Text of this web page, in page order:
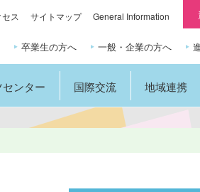
ンター 国際交流 地域連携
卒業生の方へ 一般・企業の方へ
ス サイトマップ General Information